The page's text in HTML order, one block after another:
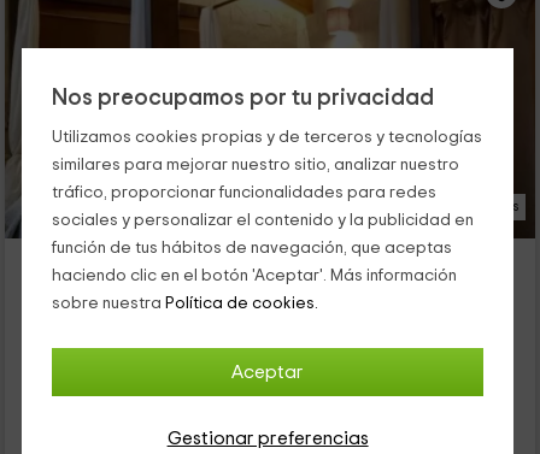
Nos preocupamos por tu privacidad
Utilizamos cookies propias y de terceros y tecnologías
similares para mejorar nuestro sitio, analizar nuestro
tráfico, proporcionar funcionalidades para redes
sociales y personalizar el contenido y la publicidad en
función de tus hábitos de navegación, que aceptas
haciendo clic en el botón 'Aceptar'. Más información
sobre nuestra Política de cookies.
Aceptar
Gestionar preferencias
21 Fotos
Casa rural El Forn d'Alcudia de Veo
0 opiniones
3 habitaciones